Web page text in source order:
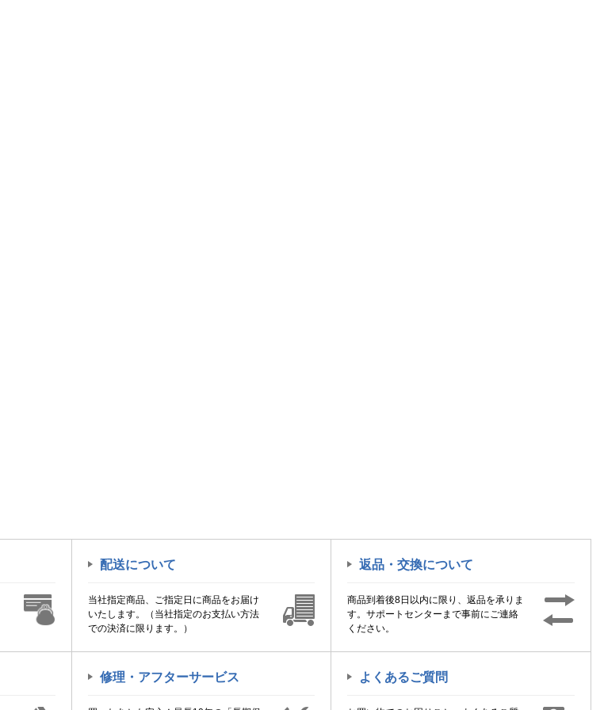
配送について
当社指定商品、ご指定日に商品をお届け
いたします。（当社指定のお支払い方法
での決済に限ります。）
返品・交換について
商品到着後8日以内に限り、返品を承りま
す。サポートセンターまで事前にご連絡
ください。
修理・アフターサービス よくあるご質問